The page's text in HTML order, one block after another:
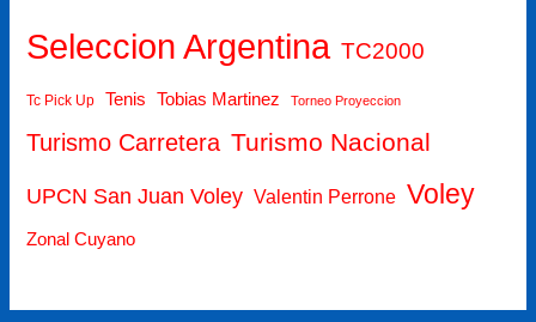
Seleccion Argentina TC2000
Tc Pick Up Tenis Tobias Martinez Torneo Proyeccion
Turismo Carretera Turismo Nacional
UPCN San Juan Voley Valentin Perrone Voley
Zonal Cuyano